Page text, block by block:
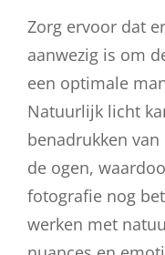
Zorg ervoor dat
aanwezig is om
een optimale
Natuurlijk licht
benadrukken
de ogen,
fotografie nog
werken met